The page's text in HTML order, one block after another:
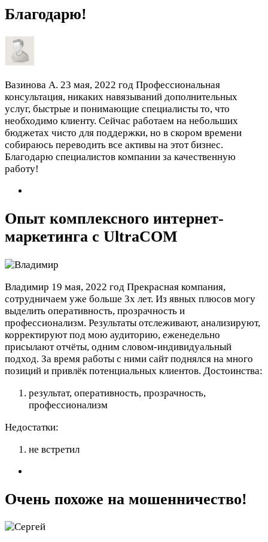
Благодарю!
Вазинова А. 23 мая, 2022 год Профессиональная
консультация, никаких навязываний дополнительных
услуг, быстрые и понимающие специалисты то, что
необходимо клиенту. Сейчас работаем на небольших
бюджетах чисто для поддержки, но в скором времени
собираюсь переводить все активы на этот бизнес.
Благодарю специалистов компании за качественную
работу!
Опыт комплексного интернет-
маркетинга с UltraCOM
Владимир 19 мая, 2022 год Прекрасная компания,
сотрудничаем уже больше 3х лет. Из явных плюсов могу
выделить оперативность, прозрачность и
профессионализм. Результаты отслеживают, анализируют,
корректируют под мою аудиторию, еженедельно
присылают отчёты, одним словом-индивидуальный
подход. За время работы с ними сайт поднялся на много
позиций и привлёк потенциальных клиентов. Достоинства:
результат, оперативность, прозрачность,
профессионализм
Недостатки:
не встретил
Очень похоже на мошенничество!